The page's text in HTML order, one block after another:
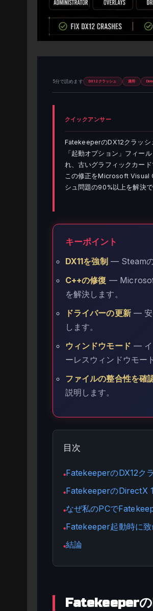
5分で読めます DX12クラッシュ 適用
クイックアンサー
FatekeeperのDX12クラッシ
「起動オプション」フィー
れ、古いグラフィックカー
この修正をMicrosoft Visual
シュ問題の90%以上を解決で
キーポイント
DX11を強制— Steamの
C++の修復 —
を解決します。
ドライバーの更新— 安
します。
ウィンドウモード — イ
ーレスウィンドウモー
ファイルの整合性を確
説明します。
目次
●FatekeeperのDX12ク
●FatekeeperのDirectX
●なぜ私のPCで
●Fatekeeper起動時に致
●結論
Fatekeeperの